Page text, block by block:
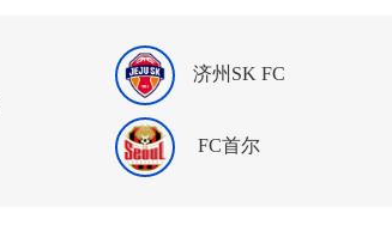
济州SK FC
FC首尔